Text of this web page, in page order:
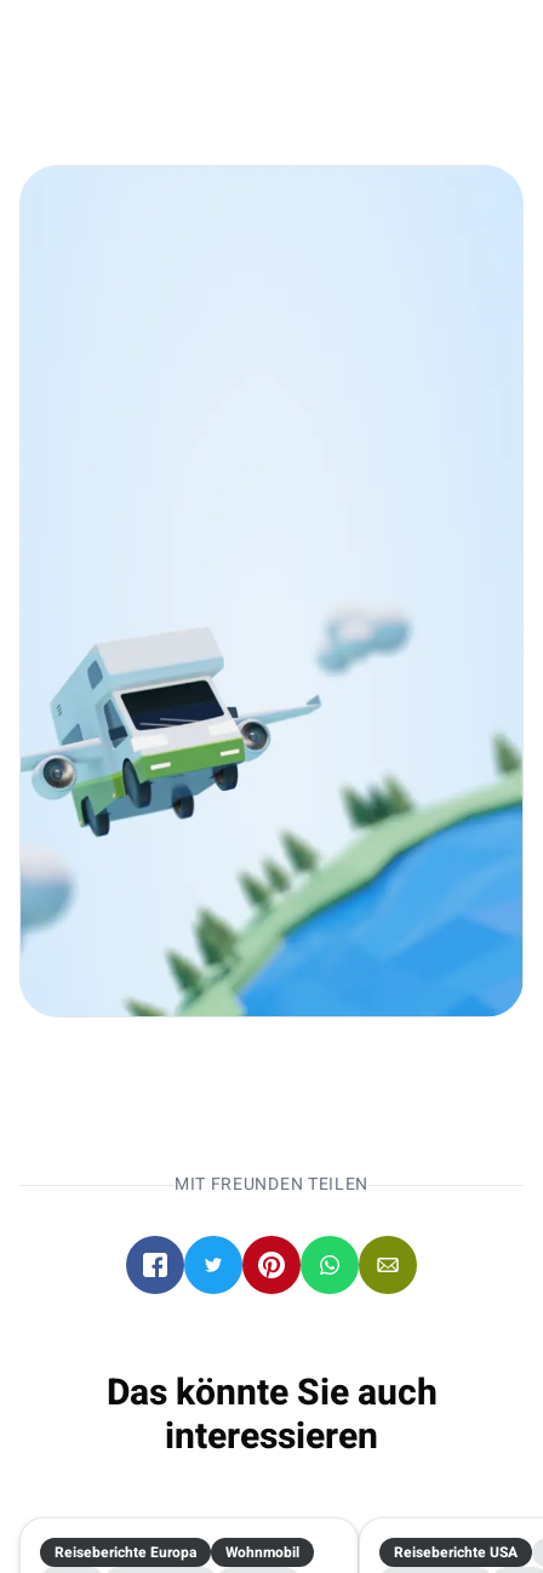
Wohnmobile direkt online buchen
Anchorage .
Anchorage
MIT FREUNDEN TEILEN
Das könnte Sie auch
interessieren
Reiseberichte Europa
Wohnmobil
Reiseberichte USA